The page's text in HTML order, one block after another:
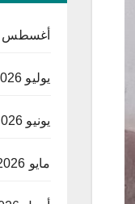
أغسطس 2026
يوليو 2026
يونيو 2026
مايو 2026